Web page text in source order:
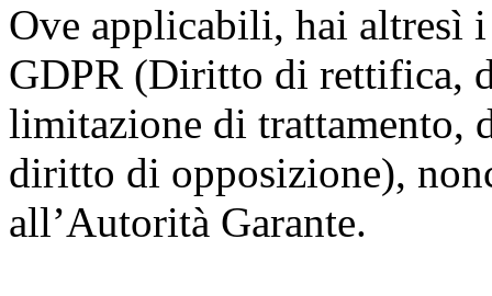
Ove applicabili, hai
GDPR (Diritto di rettifica,
limitazione di trattamento,
diritto di opposizione),
all’Autorità Garante.